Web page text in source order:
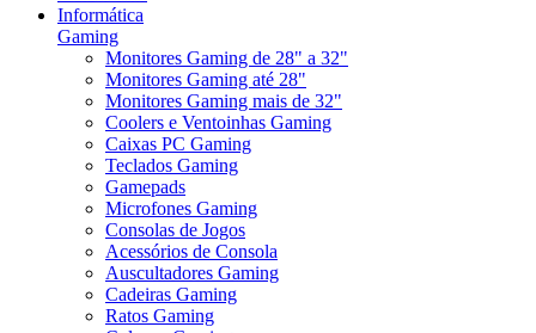
Informática
Gaming
Monitores Gaming de 28" a 32"
Monitores Gaming até 28"
Monitores Gaming mais de 32"
Coolers e Ventoinhas Gaming
Caixas PC Gaming
Teclados Gaming
Gamepads
Microfones Gaming
Consolas de Jogos
Acessórios de Consola
Auscultadores Gaming
Cadeiras Gaming
Ratos Gaming